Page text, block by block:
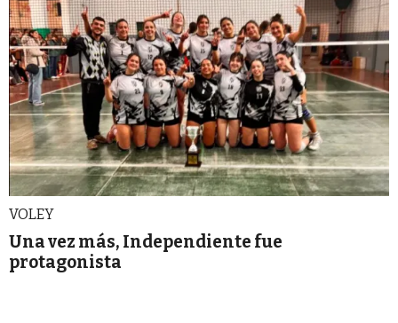
VOLEY
Una vez más, Independiente fue
protagonista